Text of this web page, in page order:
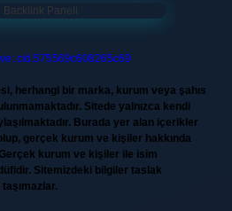
herhangi bir marka, kurum veya şahıs
Sitede yalnızca kendi
Burada yer alan içerikler
gerçek kurum ve kişiler hakkında
kurum ve kişiler ile isim
Sitemizdeki bilgiler taslak